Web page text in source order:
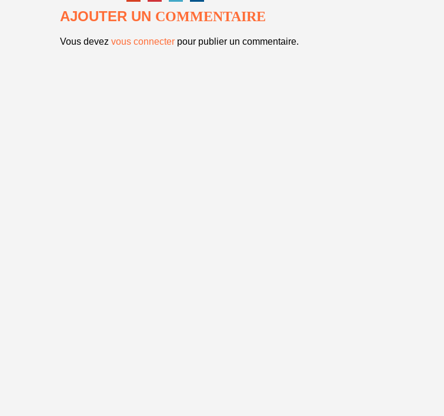
AJOUTER UN COMMENTAIRE
Vous devez vous connecter pour publier un commentaire.